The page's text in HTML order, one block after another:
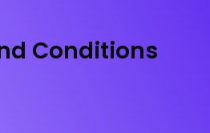
Conditions